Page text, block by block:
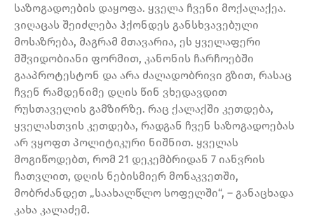
საზოგადოების დაყოფა. ყველა ჩვენი მოქალაქეა.
ვიღაცას შეიძლება ჰქონდეს განსხვავებული
მოსაზრება, მაგრამ მთავარია, ეს ყველაფერი
მშვიდობიანი ფორმით, კანონის ჩარჩოებში
გააპროტესტონ და არა ძალადობრივი გზით, რასაც
ჩვენ რამდენიმე დღის წინ ვხედავდით
რუსთაველის გამზირზე. რაც ქალაქში კეთდება,
ყველასთვის კეთდება, რადგან ჩვენ საზოგადოებას
არ ვყოფთ პოლიტიკური ნიშნით. ყველას
მოგიწოდებთ, რომ 21 დეკემბრიდან 7 იანვრის
ჩათვლით, დღის ნებისმიერ მონაკვეთში,
მობრძანდეთ „საახალწლო სოფელში“, – განაცხადა
კახა კალაძემ.